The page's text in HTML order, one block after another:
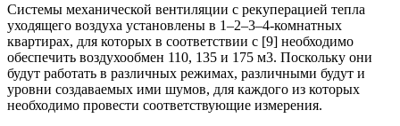
Системы механической вентиляции с рекуперацией тепла
уходящего воздуха установлены в 1–2–3–4-комнатных
квартирах, для которых в соответствии с [9] необходимо
обеспечить воздухообмен 110, 135 и 175 м3. Поскольку они
будут работать в различных режимах, различными будут и
уровни создаваемых ими шумов, для каждого из которых
необходимо провести соответствующие измерения.